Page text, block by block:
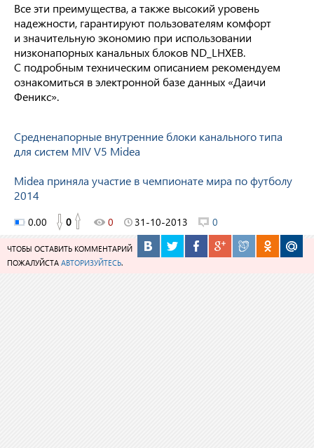
Все эти преимущества, а также высокий уровень
надежности, гарантируют пользователям комфорт
и значительную экономию при использовании
низконапорных канальных блоков ND_LHXEB.
С подробным техническим описанием рекомендуем
ознакомиться в электронной базе данных «Даичи
Феникс».
Средненапорные внутренние блоки канального типа
для систем MIV V5 Midea
Midea приняла участие в чемпионате мира по футболу
2014
0.00 0 0 31-10-2013 0
ЧТОБЫ ОСТАВИТЬ КОММЕНТАРИЙ
ПОЖАЛУЙСТА АВТОРИЗУЙТЕСЬ.